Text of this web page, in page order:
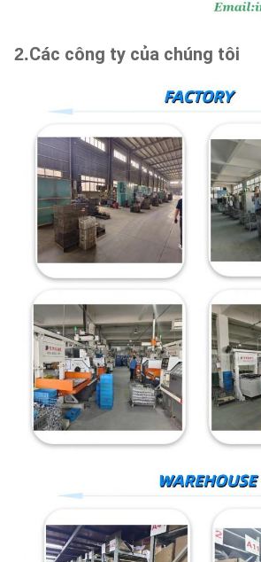
2.Các công ty của chúng tôi